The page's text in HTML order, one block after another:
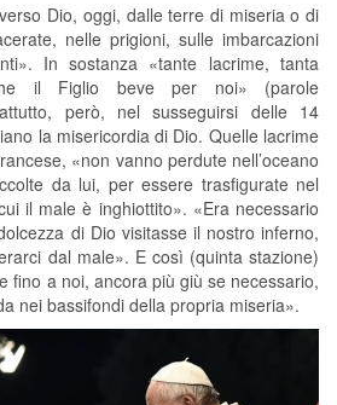
Dio, oggi, dalle terre di miseria o di
nelle prigioni, sulle imbarcazioni
In sostanza «tante lacrime, tanta
il Figlio beve per noi» (parole
però, nel susseguirsi delle 14
la misericordia di Dio. Quelle lacrime
«non vanno perdute nell’oceano
da lui, per essere trasfigurate nel
il male è inghiottito». «Era necessario
di Dio visitasse il nostro inferno,
dal male». E così (quinta stazione)
fino a noi, ancora più giù se necessario,
nei bassifondi della propria miseria».